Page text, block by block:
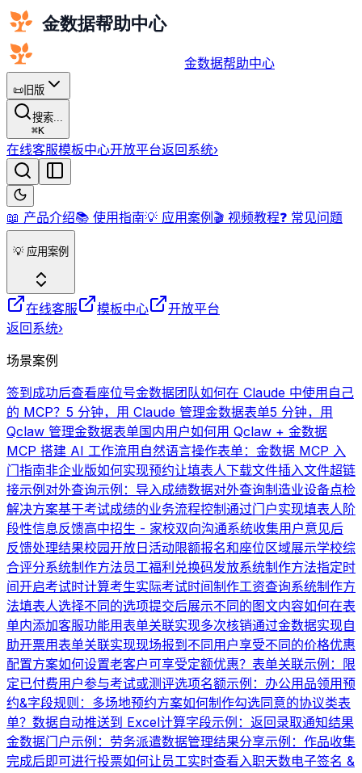
金数据帮助中心
📜 旧版
搜索...
⌘K
在线客服模板中心开放平台返回系统›
📖 产品介绍📚 使用指南💡 应用案例 🎬 视频教程❓ 常见问题
💡 应用案例
在线客服 模板中心
开放平台
返回系统›
场景案例
签到成功后查看座位号金数据团队如何在 Claude 中使用自己
的 MCP？ 5 分钟，用 Claude 管理金数据表单5 分钟，用
Qclaw 管理金数据表单国内用户如何用 Qclaw + 金数据
MCP 搭建 AI 工作流用自然语言操作表单：金数据 MCP 入
门指南非企业版如何实现预约让填表人下载文件插入文件超链
接示例对外查询示例：导入成绩数据对外查询制造业设备点检
解决方案基于考试成绩的业务流程控制通过门户实现填表人阶
段性信息反馈高中招生 - 家校双向沟通系统收集用户意见后
反馈处理结果校园开放日活动限额报名和座位区域展示学校综
合评分系统制作方法员工福利兑换码发放系统制作方法指定时
间开启考试时计算考生实际考试时间制作工资查询系统制作方
法填表人选择不同的选项提交后展示不同的图文内容如何在表
单内添加客服功能用表单关联实现多次核销通过金数据实现自
助开票用表单关联实现现场报到不同用户享受不同的价格优惠
配置方案如何设置老客户可享受定额优惠？ 表单关联示例：限
定已付费用户参与考试或测评选项名额示例：办公用品领用预
约&字段规则：多场地预约方案如何制作勾选同意的协议类表
单？ 数据自动推送到 Excel计算字段示例：返回录取通知结果
金数据门户示例：劳务派遣数据管理结果分享示例：作品收集
完成后即可进行投票如何让员工实时查看入职天数电子签名 &